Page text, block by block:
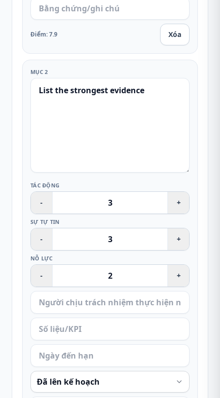
Điểm:7.9 Xóa
MỤC 2
TÁC ĐỘNG
- +
SỰ TỰ TIN
- +
NỖ LỰC
- +